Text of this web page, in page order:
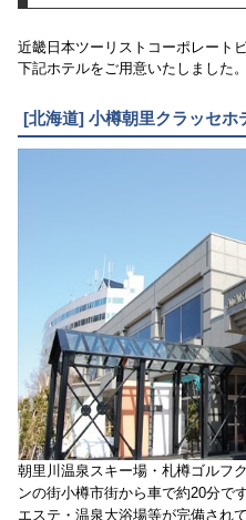
近畿日本ツーリストコーポレート
下記ホテルをご用意いたしました。
[北海道] 小樽朝里クラッセホ
朝里川温泉スキー場・札樽ゴルフ
ンの街小樽市街から車で約20分で
エステ・温泉大浴場等が完備され